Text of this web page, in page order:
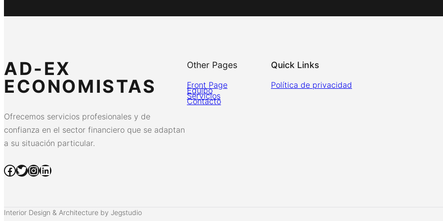
AD-EX
ECONOMISTAS
Ofrecemos servicios profesionales y de
confianza en el sector financiero que se adaptan
a su situación particular.
Facebook Twitter InstagramLinkedIn
Other Pages
Front Page
Equipo
Servicios
Contacto
Quick Links
Política de privacidad
Interior Design & Architecture by Jegstudio